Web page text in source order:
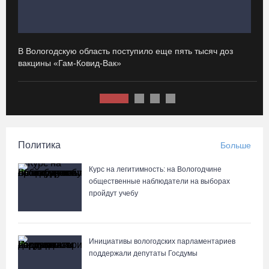
06.08.26 / 14:33
за полгода
В Вологодской области спрогнозировали урожай семян хвойных
пород
В Вологодскую область поступило еще пять тысяч доз
вакцины «Гам-Ковид-Вак»
Политика Больше
Курс на легитимность: на Вологодчине
общественные наблюдатели на выборах
пройдут учебу
Инициативы вологодских парламентариев
поддержали депутаты Госдумы